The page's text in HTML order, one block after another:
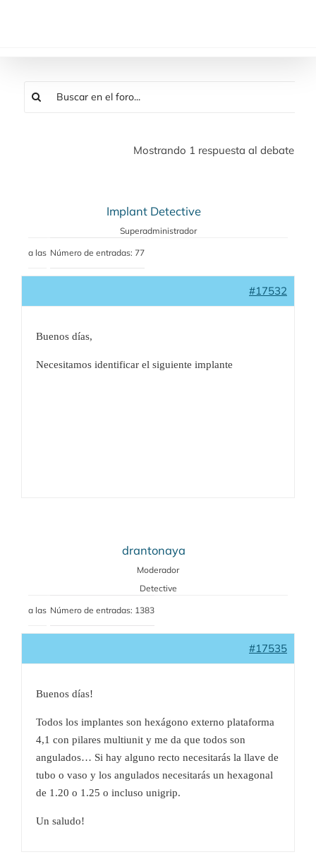
Mostrando 1 respuesta al debate
Implant Detective
Superadministrador
a las Número de entradas: 77
#17532
Buenos días,
Necesitamos identificar el siguiente implante
drantonaya
Moderador
Detective
a las Número de entradas: 1383
#17535
Buenos días!
Todos los implantes son hexágono externo plataforma
4,1 con pilares multiunit y me da que todos son
angulados… Si hay alguno recto necesitarás la llave de
tubo o vaso y los angulados necesitarás un hexagonal
de 1.20 o 1.25 o incluso unigrip.
Un saludo!